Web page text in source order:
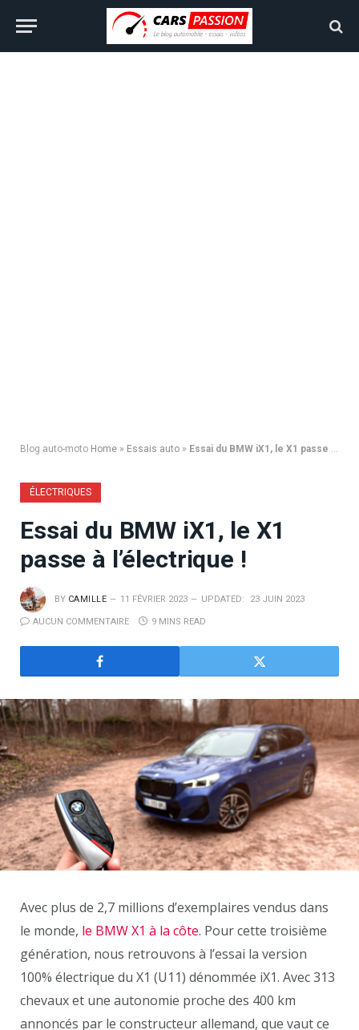
Blog auto-moto Home » Essais auto » Essai du BMW iX1, le X1 passe à l’électrique !
ÉLECTRIQUES
Essai du BMW iX1, le X1
passe à l’électrique !
BY CAMILLE 11 FÉVRIER 2023 UPDATED: 23 JUIN 2023
AUCUN COMMENTAIRE 9 MINS READ
Avec plus de 2,7 millions d’exemplaires vendus dans
le monde, le BMW X1 à la côte. Pour cette troisième
génération, nous retrouvons à l’essai la version
100% électrique du X1 (U11) dénommée iX1. Avec 313
chevaux et une autonomie proche des 400 km
annoncés par le constructeur allemand, que vaut ce